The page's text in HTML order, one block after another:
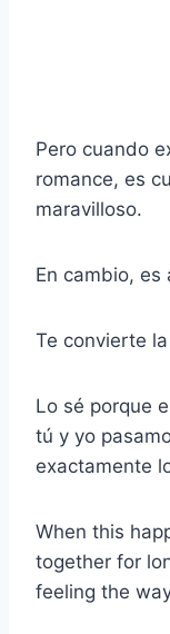
Pero cuando
romance, es
maravilloso.
En cambio,
Te convierte
Lo sé porque
tú y yo
exactamente
When this
together for
feeling the